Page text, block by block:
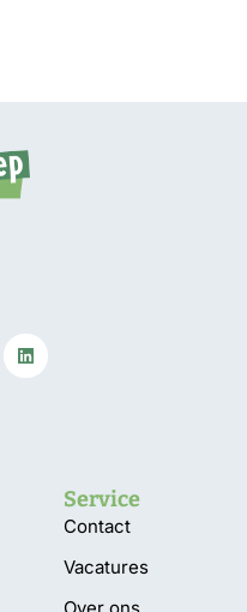
Service
Contact
Vacatures